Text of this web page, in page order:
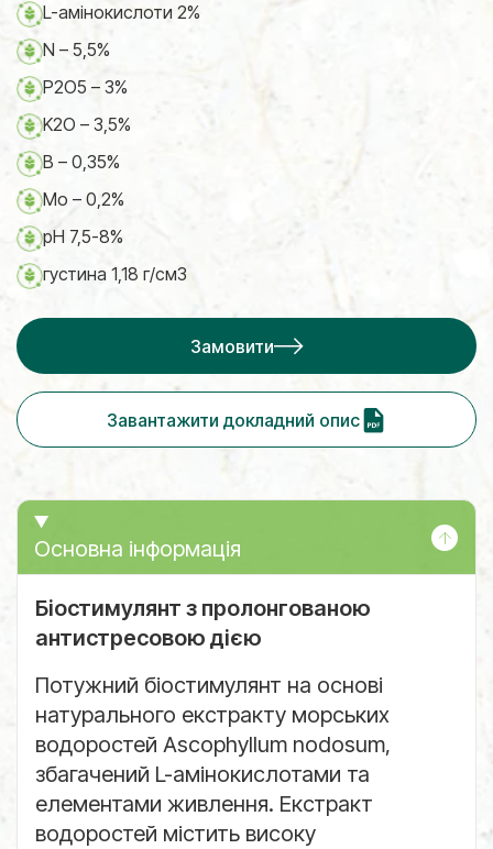
L-амінокислоти 2%
N – 5,5%
P2O5 – 3%
K2O – 3,5%
B – 0,35%
Mo – 0,2%
pH 7,5-8%
густина 1,18 г/см3
Замовити
Завантажити докладний опис
Основна інформація
Біостимулянт з пролонгованою
антистресовою дією
Потужний біостимулянт на основі
натурального екстракту морських
водоростей Ascophyllum nodosum,
збагачений L-амінокислотами та
елементами живлення. Екстракт
водоростей містить високу